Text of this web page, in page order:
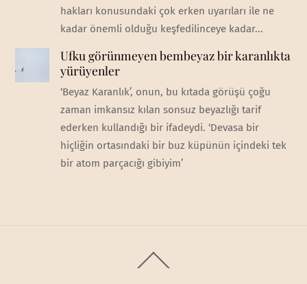
hakları konusundaki çok erken uyarıları ile ne
kadar önemli olduğu keşfedilinceye kadar...
Ufku görünmeyen bembeyaz bir karanlıkta
yürüyenler
‘Beyaz Karanlık’, onun, bu kıtada görüşü çoğu
zaman imkansız kılan sonsuz beyazlığı tarif
ederken kullandığı bir ifadeydi. ‘Devasa bir
hiçliğin ortasındaki bir buz küpünün içindeki tek
bir atom parçacığı gibiyim’
To